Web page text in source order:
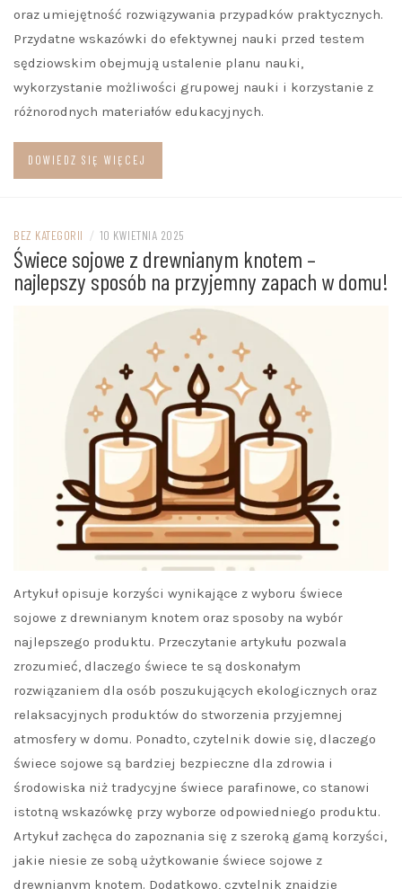
oraz umiejętność rozwiązywania przypadków praktycznych.
Przydatne wskazówki do efektywnej nauki przed testem
sędziowskim obejmują ustalenie planu nauki,
wykorzystanie możliwości grupowej nauki i korzystanie z
różnorodnych materiałów edukacyjnych.
DOWIEDZ SIĘ WIĘCEJ
BEZ KATEGORII / 10 KWIETNIA 2025
Świece sojowe z drewnianym knotem –
najlepszy sposób na przyjemny zapach w domu!
Artykuł opisuje korzyści wynikające z wyboru świece
sojowe z drewnianym knotem oraz sposoby na wybór
najlepszego produktu. Przeczytanie artykułu pozwala
zrozumieć, dlaczego świece te są doskonałym
rozwiązaniem dla osób poszukujących ekologicznych oraz
relaksacyjnych produktów do stworzenia przyjemnej
atmosfery w domu. Ponadto, czytelnik dowie się, dlaczego
świece sojowe są bardziej bezpieczne dla zdrowia i
środowiska niż tradycyjne świece parafinowe, co stanowi
istotną wskazówkę przy wyborze odpowiedniego produktu.
Artykuł zachęca do zapoznania się z szeroką gamą korzyści,
jakie niesie ze sobą użytkowanie świece sojowe z
drewnianym knotem. Dodatkowo, czytelnik znajdzie